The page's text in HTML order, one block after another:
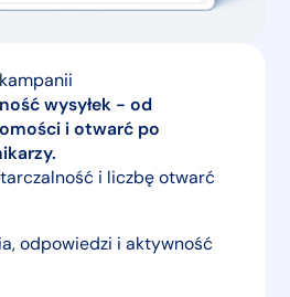
wysyłek - od
i otwarć po
i liczbę otwarć
odpowiedzi i aktywność